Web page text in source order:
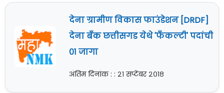
देना ग्रामीण विकास फाउंडेशन [DRDF]
देना बँक छत्तीसगड येथे 'फँकल्टी' पदांची
०१ जागा
अंतिम दिनांक : : २१ सप्टेंबर २०१८